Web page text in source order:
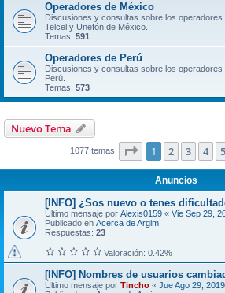
Operadores de México
Discusiones y consultas sobre los operadores
Telcel y Unefón de México.
Temas: 591
Operadores de Perú
Discusiones y consultas sobre los
Perú.
Temas: 573
Nuevo Tema
1077 temas Página de 54
1 2 3 4 5
Anuncios
[INFO] ¿Sos nuevo o tenes
Último mensaje por Alexis0159 « Vie Sep 29,
Publicado en Acerca de Argim
Respuestas: 23
Valoración: 0.42%
[INFO] Nombres de usuarios
Último mensaje por Tincho « Jue Ago 29,